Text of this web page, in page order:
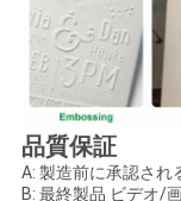
品質保証
A: 製造前に承認され
B: 最終製品 ビデオ/